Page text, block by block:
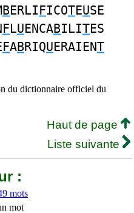
BERLIFICOTEUSE
FLUENCABILITES
FABRIQUERAIENT
du dictionnaire officiel du
Haut de page
Liste suivante
:
mots
mot